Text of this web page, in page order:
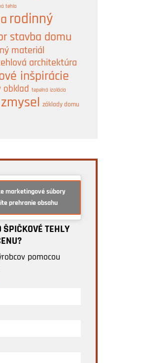
tehla
rodinný
stavba domu
materiál
architektúra
inšpirácie
obklad tepelná izolácia
zmysel základy domu
marketingové súbory
prehranie obsahu
TEHLY
pomocou